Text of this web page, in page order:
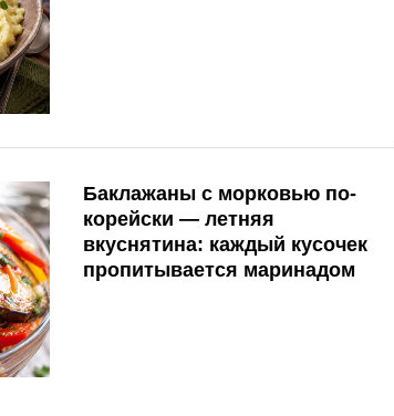
Баклажаны с морковью по-
корейски — летняя
вкуснятина: каждый кусочек
пропитывается маринадом